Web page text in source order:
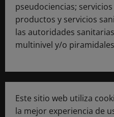
pseudociencias;
productos y servicios
las autoridades
multinivel y/o
Este sitio web utiliza
la mejor experiencia de